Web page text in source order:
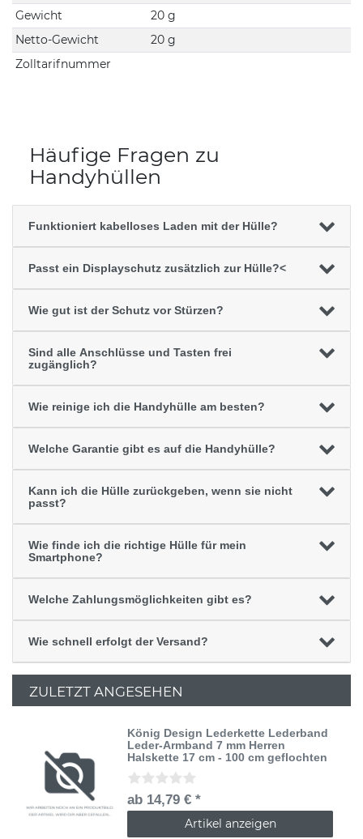
Gewicht
20 g
Netto-Gewicht
20 g
Zolltarifnummer
Häufige Fragen zu
Handyhüllen
Funktioniert kabelloses Laden mit der Hülle?
Passt ein Displayschutz zusätzlich zur Hülle?<
Wie gut ist der Schutz vor Stürzen?
Sind alle Anschlüsse und Tasten frei
zugänglich?
Wie reinige ich die Handyhülle am besten?
Welche Garantie gibt es auf die Handyhülle?
Kann ich die Hülle zurückgeben, wenn sie nicht
passt?
Wie finde ich die richtige Hülle für mein
Smartphone?
Welche Zahlungsmöglichkeiten gibt es?
Wie schnell erfolgt der Versand?
ZULETZT ANGESEHEN
König Design Lederkette Lederband
Leder-Armband 7 mm Herren
Halskette 17 cm - 100 cm geflochten
ab 14,79 € *
Artikel anzeigen